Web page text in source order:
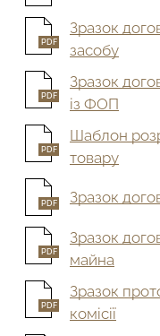
PDF
Зразок
засобу
PDF
Зразок
із ФОП
PDF
Шаблон
товару
PDF Зразок
PDF
Зразок
майна
PDF
Зразок
комісії